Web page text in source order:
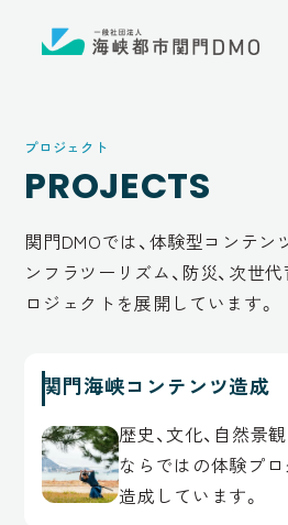
プロジェクト
PROJECTS
関門DMOでは、体験型コンテン
ンフラツーリズム、防災、次世
ロジェクトを展開しています。
関門海峡コンテンツ造成
歴史、文化、自然景
ならではの体験プロ
造成しています。